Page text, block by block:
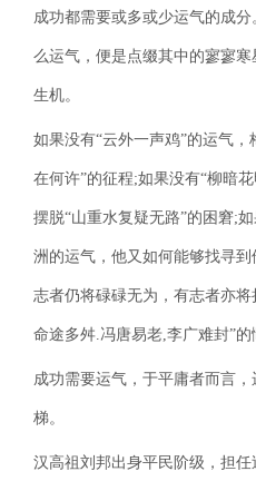
成功都需要或多或少运气的成
么运气，便是点缀其中的寥寥
生机。
如果没有“云外一声鸡”的运气
在何许”的征程;如果没有“柳暗
摆脱“山重水复疑无路”的困窘;
洲的运气，他又如何能够找寻
志者仍将碌碌无为，有志者亦将
命途多舛.冯唐易老,李广难封”的
成功需要运气，于平庸者而言
梯。
汉高祖刘邦出身平民阶级，担